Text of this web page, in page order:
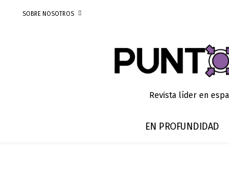
SOBRE NOSOTROS
Revista líder en
EN PROFUNDIDAD